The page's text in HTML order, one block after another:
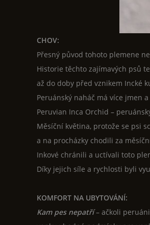
CHOV:
Přesný původ tohoto plemene
Historie těchto zajímavých psů
až do doby před vznikem Incké
Peruánský naháč má více jmen
Peruvian Inca Orchid –
Měsíční květina, protože se psi
a na procházky chodili za
Inkové chránili a uctívali toto
Díky jejich síle a rychlosti byli
KOMFORT NA UBYTOVÁNÍ:
Kam pes nepatří– ačkoli